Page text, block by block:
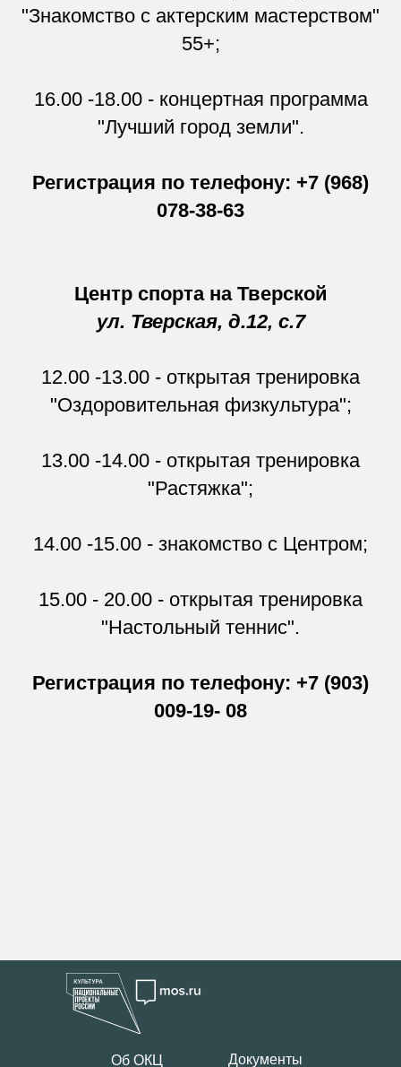
"Знакомство с актерским мастерством"
55+;
16.00 -18.00 - концертная программа
"Лучший город земли".
Регистрация по телефону: +7 (968)
078-38-63
Центр спорта на Тверской
ул. Тверская, д.12, с.7
12.00 -13.00 - открытая тренировка
"Оздоровительная физкультура";
13.00 -14.00 - открытая тренировка
"Растяжка";
14.00 -15.00 - знакомство с Центром;
15.00 - 20.00 - открытая тренировка
"Настольный теннис".
Регистрация по телефону: +7 (903)
009-19- 08
Об ОКЦ Документы